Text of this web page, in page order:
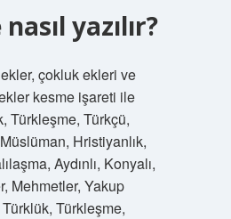
yazılır?
çokluk ekleri ve
kesme işareti ile
Türkleşme, Türkçü,
Hristiyanlık,
Aydınlı, Konyalı,
Mehmetler, Yakup
Türkleşme,